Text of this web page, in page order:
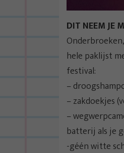
DIT NEEM JE
hele paklijst
festival:
–
– zakdoekjes
–
batterij als je
-géén witte